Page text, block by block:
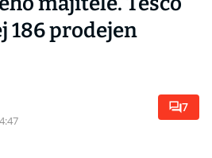
186 prodejen
7